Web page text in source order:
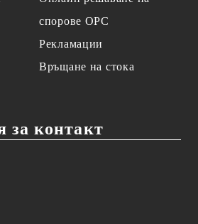
спорове OPC
Рекламации
Връщане на стока
контакт